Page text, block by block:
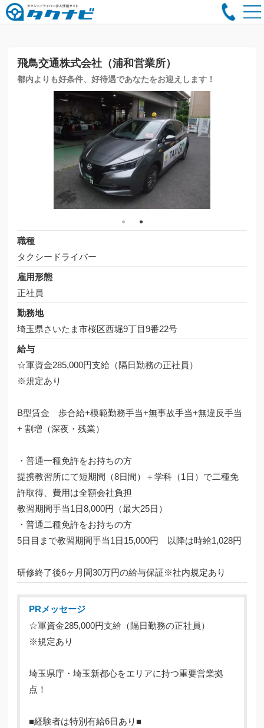
飛鳥交通株式会社（浦和営業所）
都内よりも好条件、好待遇であなたをお迎えします！
職種
タクシードライバー
雇用形態
正社員
勤務地
埼玉県さいたま市桜区西堀9丁目9番22号
給与
☆軍資金285,000円支給（隔日勤務の正社員）
※規定あり
B型賃金 歩合給+模範勤務手当+無事故手当+無違反手当
+ 割増（深夜・残業）
・普通一種免許をお持ちの方
提携教習所にて短期間（8日間）＋学科（1日）で二種免
許取得、費用は全額会社負担
教習期間手当1日8,000円（最大25日）
・普通二種免許をお持ちの方
5日目まで教習期間手当1日15,000円 以降は時給1,028円
研修終了後6ヶ月間30万円の給与保証※社内規定あり
PRメッセージ
☆軍資金285,000円支給（隔日勤務の正社員）
※規定あり
埼玉県庁・埼玉新都心をエリアに持つ重要営業拠
点！
■経験者は特別有給6日あり■